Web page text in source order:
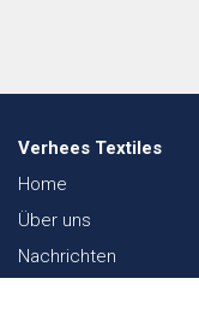
Verhees Textiles
Home
Über uns
Nachrichten